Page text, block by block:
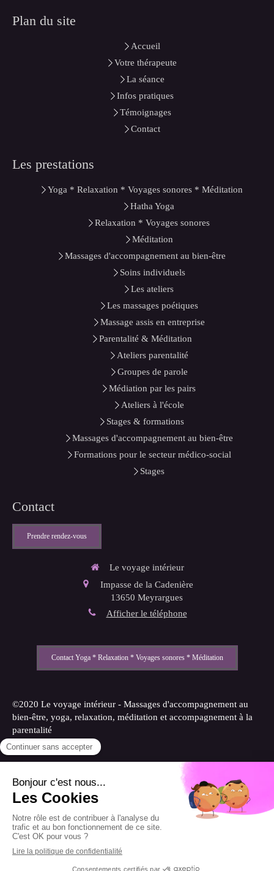
Plan du site
Accueil
Votre thérapeute
La séance
Infos pratiques
Témoignages
Contact
Les prestations
Yoga * Relaxation * Voyages sonores * Méditation
Hatha Yoga
Relaxation * Voyages sonores
Méditation
Massages d'accompagnement au bien-être
Soins individuels
Les ateliers
Les massages poétiques
Massage assis en entreprise
Parentalité & Méditation
Ateliers parentalité
Groupes de parole
Médiation par les pairs
Ateliers à l'école
Stages & formations
Massages d'accompagnement au bien-être
Formations pour le secteur médico-social
Stages
Contact
Prendre rendez-vous
Le voyage intérieur
Impasse de la Cadenière
13650 Meyrargues
Afficher le téléphone
Contact Yoga * Relaxation * Voyages sonores * Méditation
©2020 Le voyage intérieur - Massages d'accompagnement au
bien-être, yoga, relaxation, méditation et accompagnement à la
parentalité
Mentions légales
Création et référencement du site par Simplébo
Site partenaire deAnnuaire Thérapeutes